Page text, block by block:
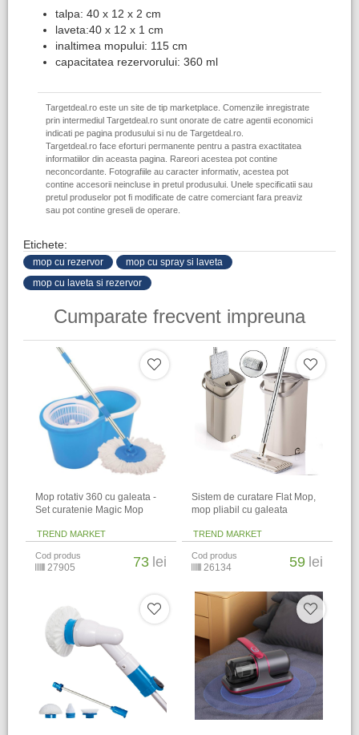
talpa: 40 x 12 x 2 cm
laveta:40 x 12 x 1 cm
inaltimea mopului: 115 cm
capacitatea rezervorului: 360 ml
Targetdeal.ro este un site de tip marketplace. Comenzile inregistrate
prin intermediul Targetdeal.ro sunt onorate de catre agentii economici
indicati pe pagina produsului si nu de Targetdeal.ro.
Targetdeal.ro face eforturi permanente pentru a pastra exactitatea
informatiilor din aceasta pagina. Rareori acestea pot contine
neconcordante. Fotografiile au caracter informativ, acestea pot
contine accesorii neincluse in pretul produsului. Unele specificatii sau
pretul produselor pot fi modificate de catre comerciant fara preaviz
sau pot contine greseli de operare.
Etichete:
mop cu rezervor
mop cu spray si laveta
mop cu laveta si rezervor
Cumparate frecvent impreuna
Mop rotativ 360 cu galeata -
Set curatenie Magic Mop
TREND MARKET
Cod produs
27905 73 lei
Sistem de curatare Flat Mop,
mop pliabil cu galeata
TREND MARKET
Cod produs
26134 59 lei